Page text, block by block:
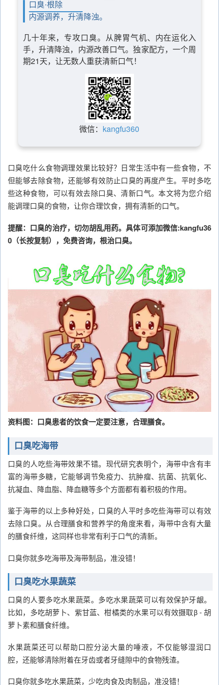
口臭·根除
内源调养，升清降浊。
几十年来，专攻口臭。从脾胃气机、内在运化入
手，升清降浊，内源改善口气。独家配方，一个周
期21天，让无数人重获清新口气！
微信： kangfu360
口臭吃什么食物调理效果比较好？日常生活中有一些食物，不
但能够去除食物，还能够有效防止口臭的再度产生。平时多吃
些这种食物，可以有效去除口臭、清新口气。本文将为您介绍
能调理口臭的食物，让你合理饮食，拥有清新的口气。
提醒：口臭的治疗，切勿胡乱用药。具体可添加微信:kangfu36
0（长按复制），免费咨询，根治口臭。
资料图：口臭患者的饮食一定要注意，合理膳食。
口臭吃海带
口臭的人吃些海带效果不错。现代研究表明个，海带中含有丰
富的海带多糖，它能够调节免疫力、抗肿瘤、抗菌、抗氧化、
抗凝血、降血脂、降血糖等多个方面都有着积极的作用。
鉴于海带的以上多种好处，口臭的人平时多吃些海带可以有效
去除口臭。从合理膳食和营养学的角度来看，海带中含有大量
的膳食纤维，这同样也非常有利于口气的清新。
口臭你就多吃海带及海带制品，准没错！
口臭吃水果蔬菜
口臭的人要多吃水果蔬菜。多吃水果蔬菜可以有效保护牙龈。
比如，多吃胡萝卜、紫甘蓝、柑橘类的水果可以有效摄取β - 胡
萝卜素和膳食纤维。
水果蔬菜还可以帮助口腔分泌大量的唾液，不仅能够湿润口
腔，还能够清除附着在牙齿或者牙缝隙中的食物残渣。
口臭你就多吃水果蔬菜，少吃肉食及肉制品，准没错！